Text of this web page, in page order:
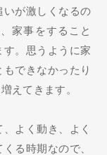
いが激しくなるの
家事をすること
。思うように家
できなかったり
えてきます。
よく動き、よく
る時期なので、